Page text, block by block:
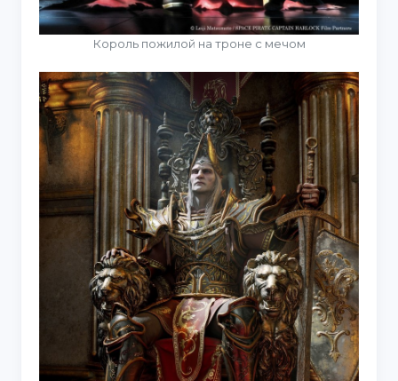
Король пожилой на троне с мечом